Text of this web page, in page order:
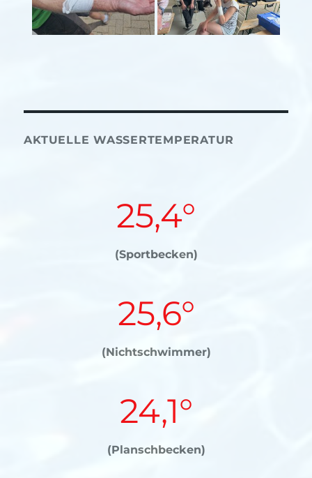
AKTUELLE WASSERTEMPERATUR
25,4°
(Sportbecken)
25,6°
(Nichtschwimmer)
24,1°
(Planschbecken)